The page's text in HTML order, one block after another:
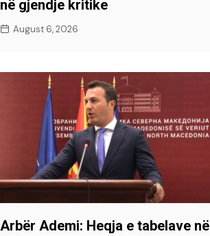
në gjendje kritike
August 6, 2026
Arbër Ademi: Heqja e tabelave në